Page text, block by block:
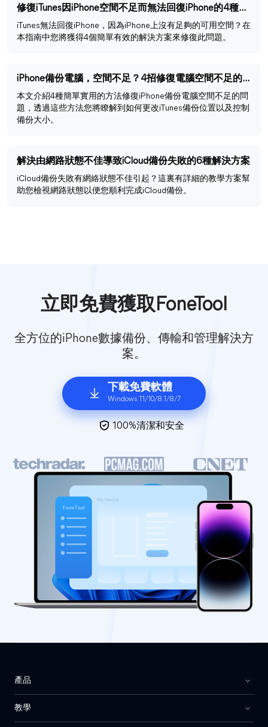
修復iTunes因iPhone空間不足而無法回復iPhone的4種方法
iTunes無法回復iPhone，因為iPhone上沒有足夠的可用空間？在
本指南中您將獲得4個簡單有效的解決方案來修復此問題。
iPhone備份電腦，空間不足？4招修復電腦空間不足的問題
本文介紹4種簡單實用的方法修復iPhone備份電腦空間不足的問
題，透過這些方法您將瞭解到如何更改iTunes備份位置以及控制
備份大小。
解決由網路狀態不佳導致iCloud備份失敗的6種解決方案
iCloud備份失敗有網絡狀態不佳引起？這裏有詳細的教學方案幫
助您檢視網路狀態以便您順利完成iCloud備份。
立即免費獲取FoneTool
全方位的iPhone數據備份、傳輸和管理解決方
案。
下載免費軟體
Windows 11/10/8.1/8/7
100%清潔和安全
產品
教學